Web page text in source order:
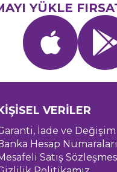
YÜKLE
VERİLER
İade ve Değişim
Hesap Numaraları
Satış